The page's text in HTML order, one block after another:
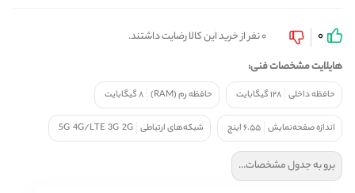
0
0 نفر از خرید این کالا رضایت داشتند.
هایلایت مشخصات فنی:
حافظه داخلی ۱۲۸ گیگابایت حافظه رم (RAM) ۸ گیگابایت
اندازه صفحه‌نمایش ۶.۵۵ اینچ شبکه‌های ارتباطی 2G
3G
4G/LTE
5G
برو به جدول مشخصات...